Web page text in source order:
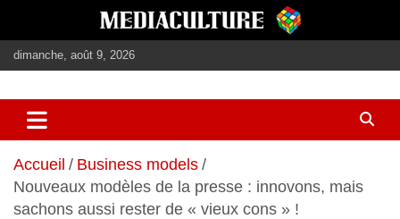
contenu
dimanche, août 9, 2026
mediaculture
Accueil
Business models
Nouveaux modèles de la presse : innovons, mais
sachons aussi rester de « vieux cons » !